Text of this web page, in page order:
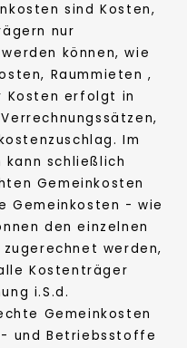
sind Kosten,
nur
können, wie
Raummieten ,
Kosten erfolgt in
Im
kann schließlich
Gemeinkosten
Gemeinkosten - wie
den einzelnen
werden,
Kostenträger
i.S.d.
Gemeinkosten
und Betriebsstoffe